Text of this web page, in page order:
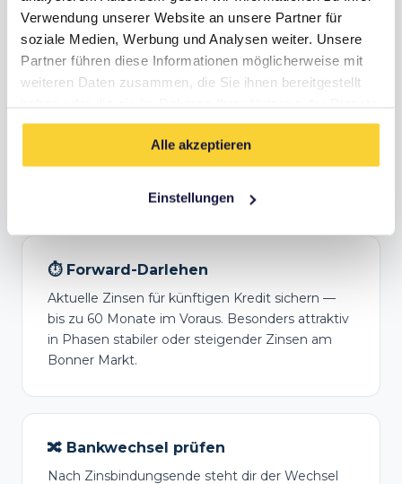
Verwendung unserer Website an unsere Partner für
soziale Medien, Werbung und Analysen weiter. Unsere
Partner führen diese Informationen möglicherweise mit
weiteren Daten zusammen, die Sie ihnen bereitgestellt
gesammelt haben.
Alle akzeptieren
Einstellungen
Deine Zinsbindung endet bald? In Bonn lohnt
sich frühzeitiges Handeln.Bereits 5 Jahre vor
Ablauf kannst du mit einem Forward-Darlehen
wichtig, wenn Zinsen weiter steigen. Viele
Eigentümer in Bonn verschenken hier Tausende
Euro, weil sie zu spät handeln.
⏱️ Forward-Darlehen
Aktuelle Zinsen für künftigen Kredit sichern —
bis zu 60 Monate im Voraus. Besonders attraktiv
in Phasen stabiler oder steigender Zinsen am
Bonner Markt.
🔀 Bankwechsel prüfen
Nach Zinsbindungsende steht dir der Wechsel